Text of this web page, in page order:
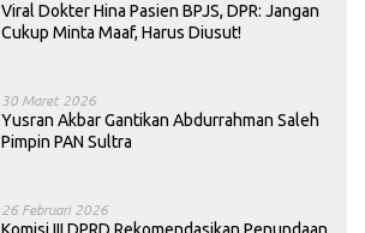
Viral Dokter Hina Pasien BPJS, DPR: Jangan
Cukup Minta Maaf, Harus Diusut!
30 Maret 2026
Yusran Akbar Gantikan Abdurrahman Saleh
Pimpin PAN Sultra
26 Februari 2026